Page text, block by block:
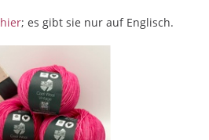
hier; es gibt sie nur auf Englisch.